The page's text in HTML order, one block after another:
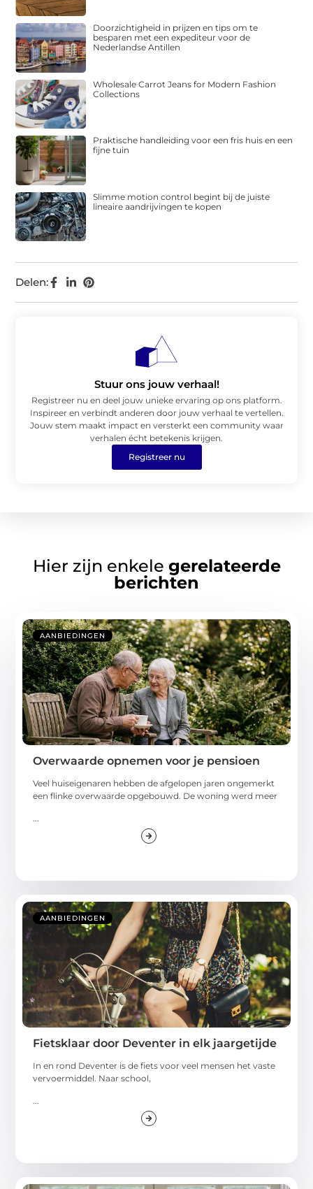
Delen:
Doorzichtigheid in prijzen en tips om te
besparen met een expediteur voor de
Nederlandse Antillen
Wholesale Carrot Jeans for Modern Fashion
Collections
Praktische handleiding voor een fris huis en een
fijne tuin
Slimme motion control begint bij de juiste
lineaire aandrijvingen te kopen
Stuur ons jouw verhaal!
Registreer nu en deel jouw unieke ervaring op ons platform.
Inspireer en verbindt anderen door jouw verhaal te vertellen.
Jouw stem maakt impact en versterkt een community waar
verhalen écht betekenis krijgen.
Registreer nu
Hier zijn enkele gerelateerde
berichten
AANBIEDINGEN
Overwaarde opnemen voor je pensioen
Veel huiseigenaren hebben de afgelopen jaren ongemerkt
een flinke overwaarde opgebouwd. De woning werd meer
...
AANBIEDINGEN
Fietsklaar door Deventer in elk jaargetijde
In en rond Deventer is de fiets voor veel mensen het vaste
vervoermiddel. Naar school,
...